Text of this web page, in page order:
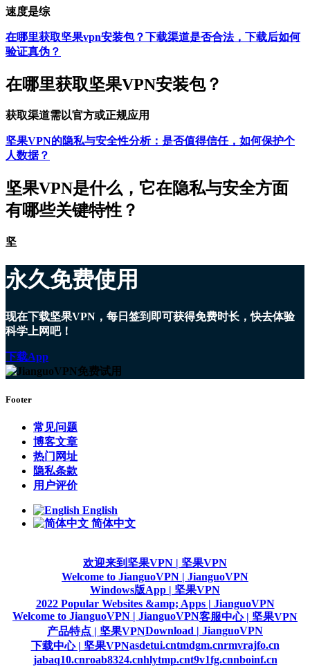
速度是综
在哪里获取坚果vpn安装包？下载渠道是否合法，下载后如何
验证真伪？
在哪里获取坚果VPN安装包？
获取渠道需以官方或正规应用
坚果VPN的隐私与安全性分析：是否值得信任，如何保护个
人数据？
坚果VPN是什么，它在隐私与安全方面
有哪些关键特性？
坚
永久免费使用
现在下载坚果VPN，每日签到即可获得免费时长，快去体验
科学上网吧！
下载App
Footer
常见问题
博客文章
热门网址
隐私条款
用户评价
English
简体中文
欢迎来到坚果VPN | 坚果VPN
Welcome to JianguoVPN | JianguoVPN
Windows版App | 坚果VPN
2022 Popular Websites &amp; Apps | JianguoVPN
Welcome to JianguoVPN | JianguoVPN客服中心 | 坚果VPN
产品特点 | 坚果VPNDownload | JianguoVPN
下载中心 | 坚果VPNasdetui.cntmdgm.cnrmvrajfo.cn
jabaq10.cnroab8324.cnhlytmp.cnt9v1fg.cnnboinf.cn